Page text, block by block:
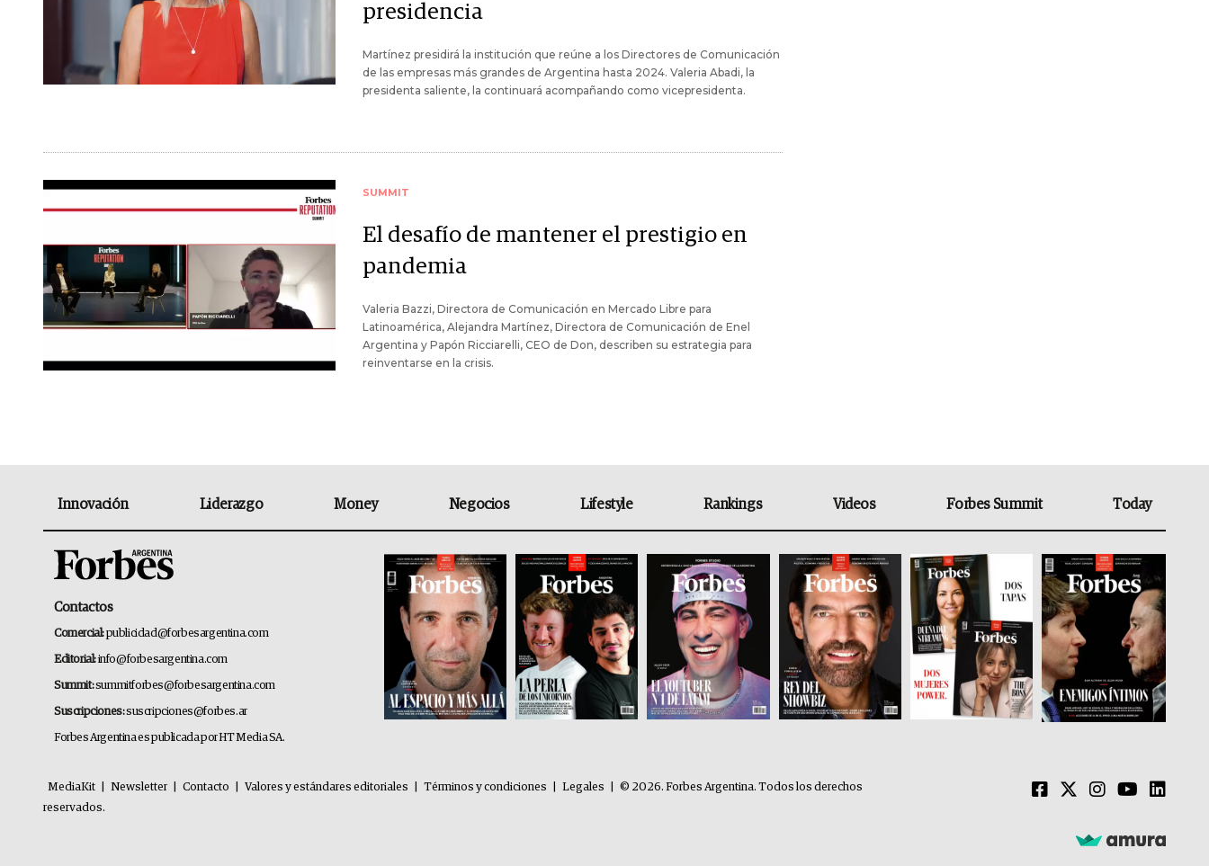
presidencia
Martínez presidirá la institución que reúne a los Directores de Comunicación
de las empresas más grandes de Argentina hasta 2024. Valeria Abadi, la
presidenta saliente, la continuará acompañando como vicepresidenta.
SUMMIT
El desafío de mantener el prestigio en
pandemia
Valeria Bazzi, Directora de Comunicación en Mercado Libre para
Latinoamérica, Alejandra Martínez, Directora de Comunicación de Enel
Argentina y Papón Ricciarelli, CEO de Don, describen su estrategia para
reinventarse en la crisis.
Innovación Liderazgo Money Negocios Lifestyle Rankings Videos Forbes Summit Today
Contactos
Comercial:publicidad@forbesargentina.com
Editorial:info@forbesargentina.com
Summit:summitforbes@forbesargentina.com
Suscripciones:suscripciones@forbes.ar
Forbes Argentina es publicada por HT Media SA.
MediaKit Newsletter Contacto Valores y estándares editoriales Términos y condiciones Legales
© 2026. Forbes Argentina. Todos los derechos
reservados.